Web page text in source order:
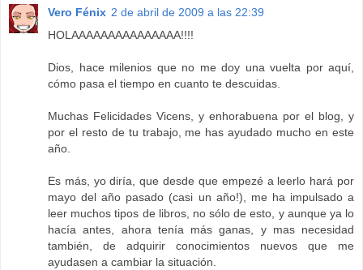
Vero Fénix 2 de abril de 2009 a las 22:39
HOLAAAAAAAAAAAAAAA!!!!
Dios, hace milenios que no me doy una vuelta por aquí,
cómo pasa el tiempo en cuanto te descuidas.
Muchas Felicidades Vicens, y enhorabuena por el blog, y
por el resto de tu trabajo, me has ayudado mucho en este
año.
Es más, yo diría, que desde que empezé a leerlo hará por
mayo del año pasado (casi un año!), me ha impulsado a
leer muchos tipos de libros, no sólo de esto, y aunque ya lo
hacía antes, ahora tenía más ganas, y mas necesidad
también, de adquirir conocimientos nuevos que me
ayudasen a cambiar la situación.